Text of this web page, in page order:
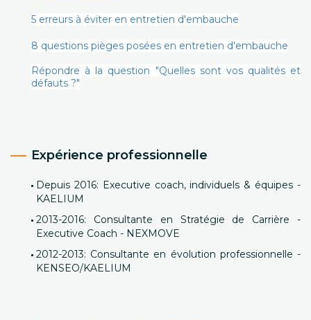
5 erreurs à éviter en entretien d'embauche
8 questions pièges posées en entretien d'embauche
Répondre à la question "Quelles sont vos qualités et
défauts ?"
Expérience professionnelle
Depuis 2016: Executive coach, individuels & équipes -
KAELIUM
2013-2016: Consultante en Stratégie de Carrière -
Executive Coach - NEXMOVE
2012-2013: Consultante en évolution professionnelle -
KENSEO/KAELIUM